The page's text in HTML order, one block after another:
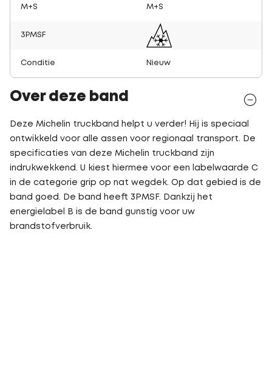
M+S M+S
3PMSF
Conditie Nieuw
Over deze band
Deze Michelin truckband helpt u verder! Hij is speciaal
ontwikkeld voor alle assen voor regionaal transport. De
specificaties van deze Michelin truckband zijn
indrukwekkend. U kiest hiermee voor een labelwaarde C
in de categorie grip op nat wegdek. Op dat gebied is de
band goed. De band heeft 3PMSF. Dankzij het
energielabel B is de band gunstig voor uw
brandstofverbruik.